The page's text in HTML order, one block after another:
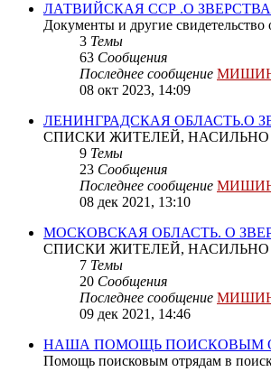
ЛАТВИЙСКАЯ ССР .О
Документы и другие свидетельство
3 Темы
63 Сообщения
Последнее сообщение
08 окт 2023, 14:09
ЛЕНИНГРАДСКАЯ ОБЛАСТЬ.О
СПИСКИ ЖИТЕЛЕЙ,
9 Темы
23 Сообщения
Последнее сообщение
08 дек 2021, 13:10
МОСКОВСКАЯ ОБЛАСТЬ. О
СПИСКИ ЖИТЕЛЕЙ,
7 Темы
20 Сообщения
Последнее сообщение
09 дек 2021, 14:46
НАША ПОМОЩЬ ПОИСКОВЫМ
Помощь поисковым отрядам в